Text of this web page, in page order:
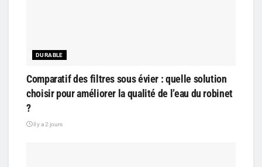
DURABLE
Comparatif des filtres sous évier : quelle solution
choisir pour améliorer la qualité de l’eau du robinet
?
il y a 2 jours